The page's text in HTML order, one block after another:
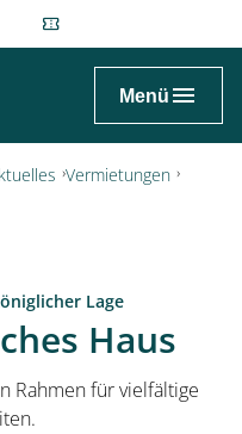
Menü
Vermietungen
Lage
Haus
Rahmen für vielfältige